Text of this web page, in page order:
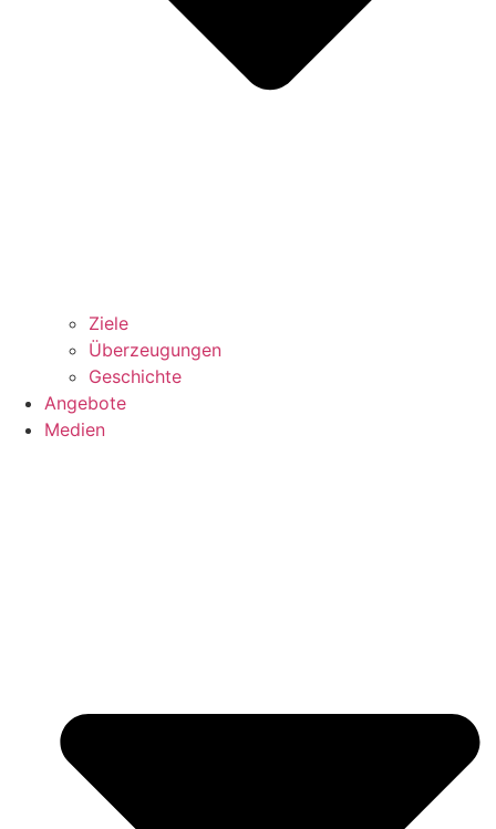
Ziele
Überzeugungen
Geschichte
Angebote
Medien